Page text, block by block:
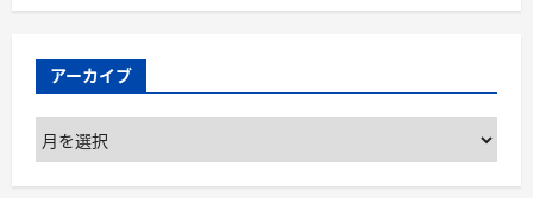
アーカイブ
ア
ー
カ